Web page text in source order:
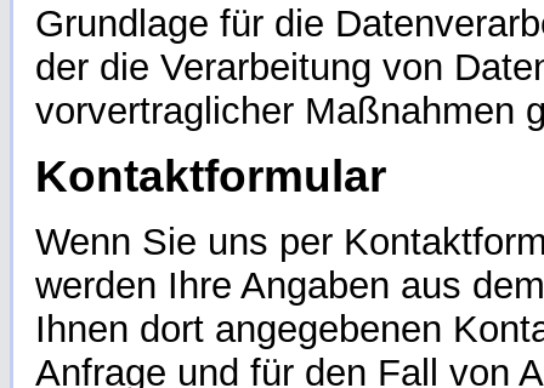
Grundlage für die
der die Verarbeitung von
vorvertraglicher Maßnahmen
Kontaktformular
Wenn Sie uns per
werden Ihre Angaben aus
Ihnen dort angegebenen
Anfrage und für den Fall von